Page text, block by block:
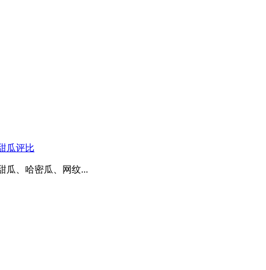
瓜评比
瓜、哈密瓜、网纹...